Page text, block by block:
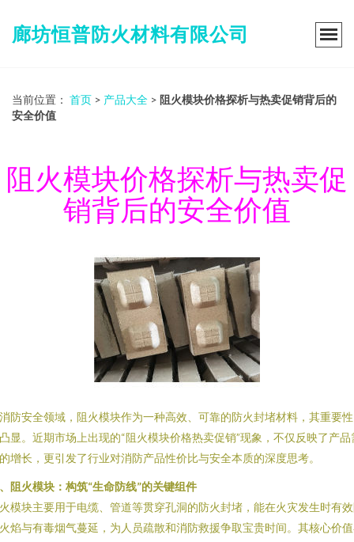
廊坊恒普防火材料有限公司
当前位置： 首页 > 产品大全 > 阻火模块价格探析与热卖促销背后的
安全价值
阻火模块价格探析与热卖促
销背后的安全价值
防安全领域，阻火模块作为一种高效、可靠的防火封堵材料，其重要
显。近期市场上出现的“阻火模块价格热卖促销”现象，不仅反映了产品
增长，更引发了行业对消防产品性价比与安全本质的深度思考。
阻火模块：构筑“生命防线”的关键组件
模块主要用于电缆、管道等贯穿孔洞的防火封堵，能在火灾发生时有
焰与有毒烟气蔓延，为人员疏散和消防救援争取宝贵时间。其核心价